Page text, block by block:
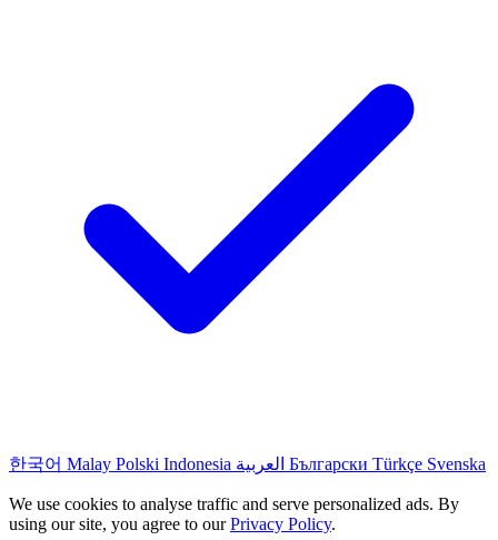
한국어 Malay Polski Indonesia العربية Български Türkçe Svenska
We use cookies to analyse traffic and serve personalized ads. By
using our site, you agree to ourPrivacy Policy.